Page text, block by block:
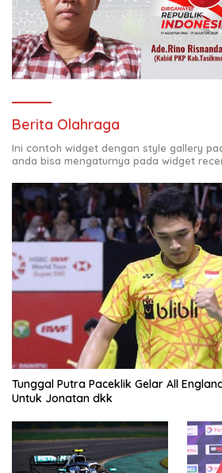
Berita Olahraga
Ini contoh widget dengan style gallery
anda bisa mengaturnya pada widget
Tunggal Putra Paceklik Gelar All
Untuk Jonatan dkk